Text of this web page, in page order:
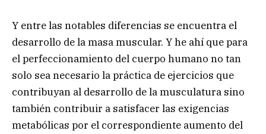
Y entre las notables diferencias se encuentra el
desarrollo de la masa muscular. Y he ahí que para
el perfeccionamiento del cuerpo humano no tan
solo sea necesario la práctica de ejercicios que
contribuyan al desarrollo de la musculatura sino
también contribuir a satisfacer las exigencias
metabólicas por el correspondiente aumento del